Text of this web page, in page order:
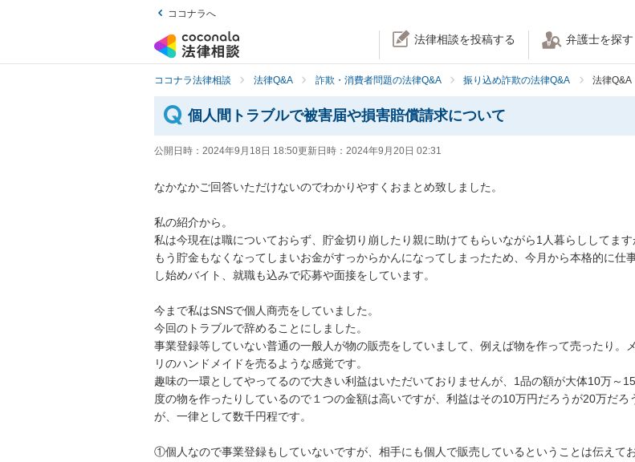
ココナラへ
法律相談を投稿する 弁護士を探す
ココナラ法律相談 法律Q&A 詐欺・消費者問題の法律Q&A 振り込め詐欺の法律Q&A 法律Q&A
個人間トラブルで被害届や損害賠償請求について
公開日時： 2024年9月18日 18:50更新日時： 2024年9月20日 02:31
なかなかご回答いただけないのでわかりやすくおまとめ致しました。
私の紹介から。
私は今現在は職についておらず、貯金切り崩したり親に助けてもらいながら1人暮らししてます
もう貯金もなくなってしまいお金がすっからかんになってしまったため、今月から本格的に仕
し始めバイト、就職も込みで応募や面接をしています。
今まで私はSNSで個人商売をしていました。
今回のトラブルで辞めることにしました。
事業登録等していない普通の一般人が物の販売をしていまして、例えば物を作って売ったり。
リのハンドメイドを売るような感覚です。
趣味の一環としてやってるので大きい利益はいただいておりませんが、1品の額が大体10万～
度の物を作ったりしているので１つの金額は高いですが、利益はその10万円だろうが20万だろ
が、一律として数千円程です。
①個人なので事業登録もしていないですが、相手にも個人で販売しているということは伝えて